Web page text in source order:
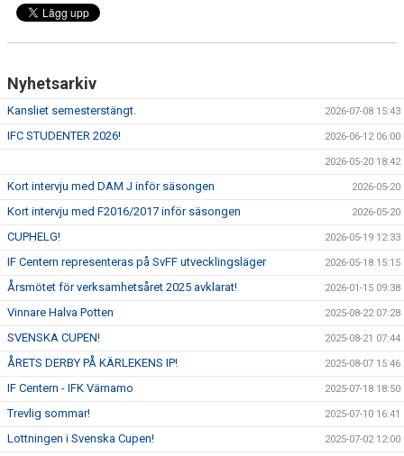
Nyhetsarkiv
Kansliet semesterstängt. 2026-07-08 15:43
IFC STUDENTER 2026! 2026-06-12 06:00
2026-05-20 18:42
Kort intervju med DAM J inför säsongen 2026-05-20
Kort intervju med F2016/2017 inför säsongen 2026-05-20
CUPHELG! 2026-05-19 12:33
IF Centern representeras på SvFF utvecklingsläger 2026-05-18 15:15
Årsmötet för verksamhetsåret 2025 avklarat! 2026-01-15 09:38
Vinnare Halva Potten 2025-08-22 07:28
SVENSKA CUPEN! 2025-08-21 07:44
ÅRETS DERBY PÅ KÄRLEKENS IP! 2025-08-07 15:46
IF Centern - IFK Värnamo 2025-07-18 18:50
Trevlig sommar! 2025-07-10 16:41
Lottningen i Svenska Cupen! 2025-07-02 12:00